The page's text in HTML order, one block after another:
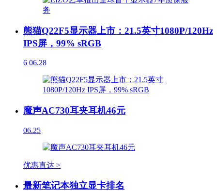
熊猫Q22F5显示器上市：21.5英寸1080P/120Hz
IPS屏，99% sRGB
6 06.28
魔声AC730耳夹耳机46元
06.25
优惠直达 >
最新笔记本独立显卡排名